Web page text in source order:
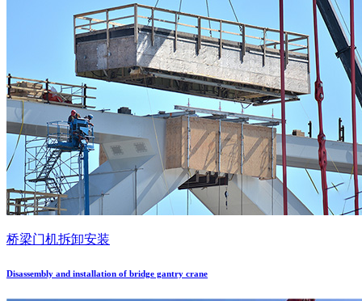
桥梁门机拆卸安装
Disassembly and installation of bridge gantry crane